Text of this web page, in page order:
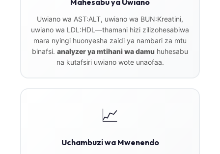
Uwiano wa AST:ALT, uwiano wa BUN:Kreatini,
uwiano wa LDL:HDL—thamani hizi zilizohesabiwa
mara nyingi huonyesha zaidi ya nambari za mtu
binafsi. analyzer ya mtihani wa damu huhesabu
na kutafsiri uwiano wote unaofaa.
📈
Uchambuzi wa Mwenendo